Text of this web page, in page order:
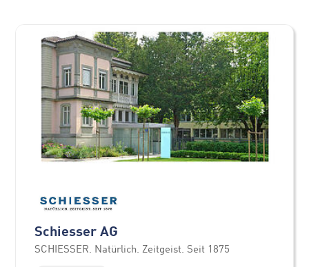
Schiesser AG
SCHIESSER. Natürlich. Zeitgeist. Seit 1875